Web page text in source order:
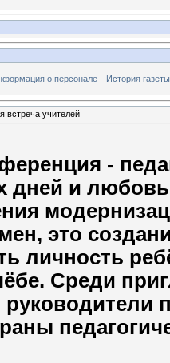
о персонале История газеты
встреча учителей
-
дней и
это
личность
Среди